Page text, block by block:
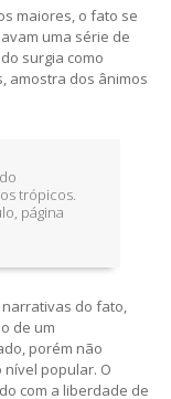
maiores, o fato se
uma série de
surgia como
amostra dos ânimos
trópicos.
página
do fato,
de um
porém não
popular. O
com a liberdade de